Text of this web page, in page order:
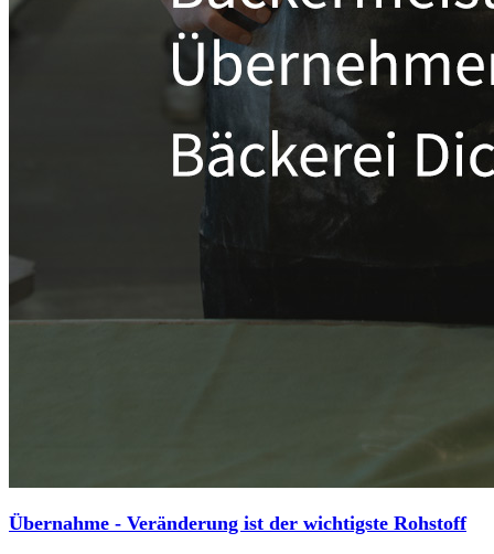
Übernahme - Veränderung ist der wichtigste Rohstoff